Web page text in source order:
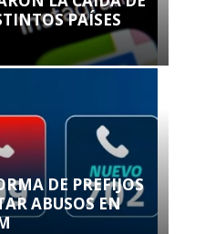
PAÍSES
DE PREFIJOS
ABUSOS EN